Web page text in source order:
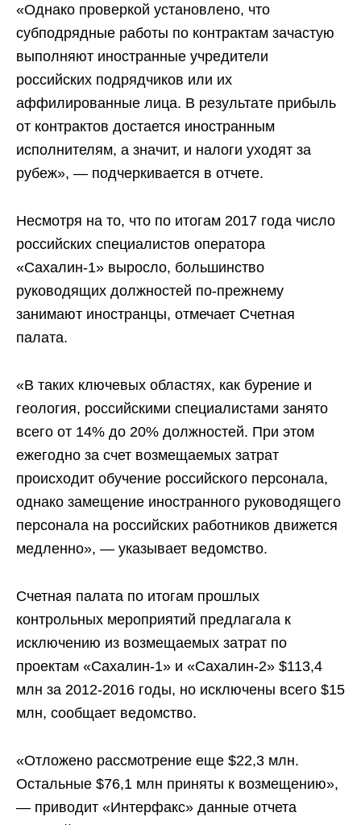
«Однако проверкой установлено, что
субподрядные работы по контрактам зачастую
выполняют иностранные учредители
российских подрядчиков или их
аффилированные лица. В результате прибыль
от контрактов достается иностранным
исполнителям, а значит, и налоги уходят за
рубеж», — подчеркивается в отчете.
Несмотря на то, что по итогам 2017 года число
российских специалистов оператора
«Сахалин-1» выросло, большинство
руководящих должностей по-прежнему
занимают иностранцы, отмечает Счетная
палата.
«В таких ключевых областях, как бурение и
геология, российскими специалистами занято
всего от 14% до 20% должностей. При этом
ежегодно за счет возмещаемых затрат
происходит обучение российского персонала,
однако замещение иностранного руководящего
персонала на российских работников движется
медленно», — указывает ведомство.
Счетная палата по итогам прошлых
контрольных мероприятий предлагала к
исключению из возмещаемых затрат по
проектам «Сахалин-1» и «Сахалин-2» $113,4
млн за 2012-2016 годы, но исключены всего $15
млн, сообщает ведомство.
«Отложено рассмотрение еще $22,3 млн.
Остальные $76,1 млн приняты к возмещению»,
— приводит «Интерфакс» данные отчета